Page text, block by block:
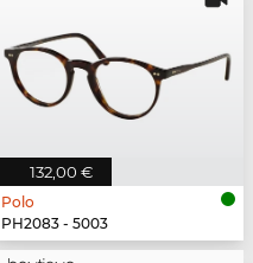
132,00 €
Polo
PH2083 - 5003